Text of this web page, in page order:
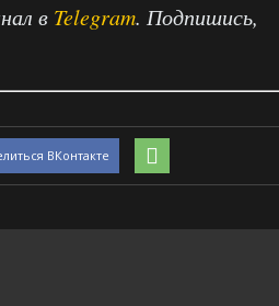
в Telegram. Подпишись,
ВКонтакте